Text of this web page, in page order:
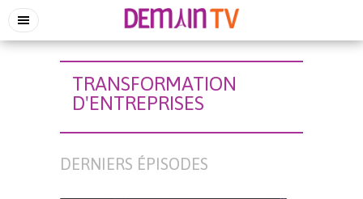
TRANSFORMATION
D'ENTREPRISES
DERNIERS ÉPISODES